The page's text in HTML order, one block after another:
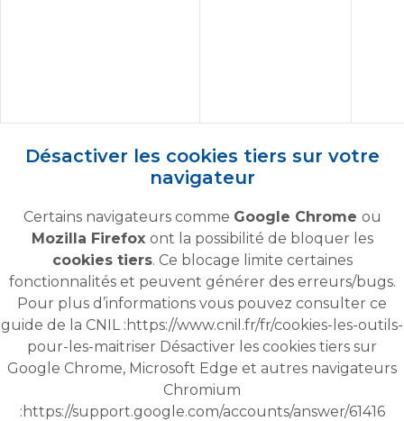
Désactiver les cookies tiers sur votre
navigateur
Certains navigateurs comme Google Chrome ou
Mozilla Firefox ont la possibilité de bloquer les
cookies tiers. Ce blocage limite certaines
fonctionnalités et peuvent générer des erreurs/bugs.
Pour plus d’informations vous pouvez consulter ce
guide de la CNIL : https://www.cnil.fr/fr/cookies-les-outils-
pour-les-maitriser Désactiver les cookies tiers sur
Google Chrome, Microsoft Edge et autres navigateurs
Chromium
: https://support.google.com/accounts/answer/61416